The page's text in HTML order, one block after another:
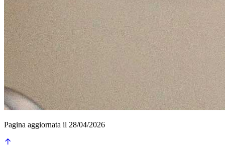
Pagina aggiornata il 28/04/2026